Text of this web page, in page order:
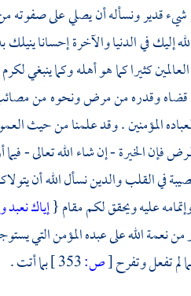
قدير ونسأله أن يصلي على صفوته
إليك في الدنيا والآخرة إحسانا
كثيرا كما هو أهله وكما ينبغي
قضاه وقدره من مرض ونحوه من
المؤمنين . وقد علمنا من حيث
الخيرة - إن شاء الله تعالى - فيما
في القلب والدين نسأل الله أن
عليه ويحقق لكم مقام {إياك نعبد
نعمة الله على عبده المؤمن التي
لم تفعل وتفرح[ص:
بما أتت .